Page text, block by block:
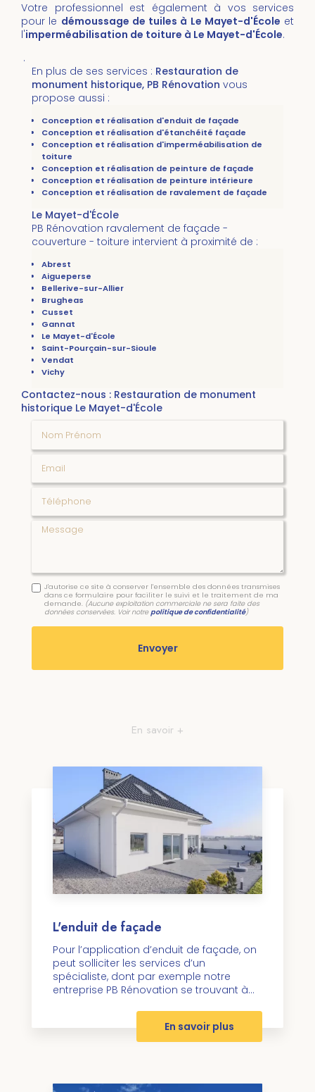
Votre professionnel est également à vos services
pour le démoussage de tuiles à Le Mayet-d'École et
l'imperméabilisation de toiture à Le Mayet-d'École.
.
En plus de ses services : Restauration de
monument historique, PB Rénovation vous
propose aussi :
Conception et réalisation d'enduit de façade
Conception et réalisation d'étanchéité façade
Conception et réalisation d'imperméabilisation de
toiture
Conception et réalisation de peinture de façade
Conception et réalisation de peinture intérieure
Conception et réalisation de ravalement de façade
Le Mayet-d'École
PB Rénovation ravalement de façade -
couverture - toiture intervient à proximité de :
Abrest
Aigueperse
Bellerive-sur-Allier
Brugheas
Cusset
Gannat
Le Mayet-d'École
Saint-Pourçain-sur-Sioule
Vendat
Vichy
Contactez-nous : Restauration de monument
historique Le Mayet-d'École
Message
J'autorise ce site à conserver l'ensemble des données transmises
dans ce formulaire pour faciliter le suivi et le traitement de ma
demande. (Aucune exploitation commerciale ne sera faite des
données conservées. Voir notrepolitique de confidentialité)
En savoir +
L'enduit de façade
Pour l’application d’enduit de façade, on
peut solliciter les services d’un
spécialiste, dont par exemple notre
entreprise PB Rénovation se trouvant à...
En savoir plus